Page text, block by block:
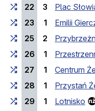
22
3
Plac
23
1
Emilii
25
2
26
1
27
1
Centrum
28
1
Przystań
29
1
Lotnisko